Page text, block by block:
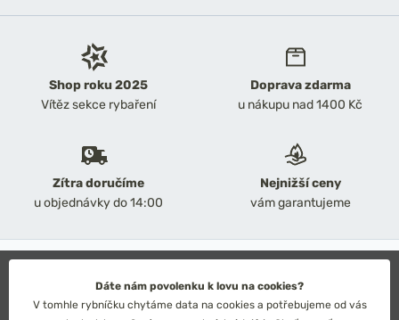
Shop roku 2025
Vítěz sekce rybaření
Doprava zdarma
u nákupu nad 1400 Kč
Zítra doručíme
u objednávky do 14:00
Nejnižší ceny
vám garantujeme
Obchodní podmínky
Ochrana osobních údajů
Dáte nám povolenku k lovu na cookies?
V tomhle rybníčku chytáme data na cookies a potřebujeme od vás